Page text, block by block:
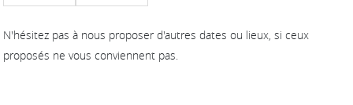
N'hésitez pas à nous proposer d'autres dates ou lieux, si ceux
proposés ne vous conviennent pas.